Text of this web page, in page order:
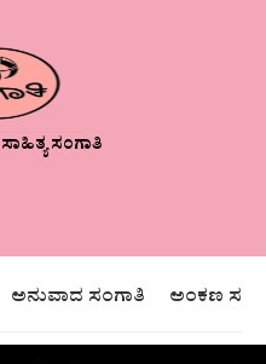
ಸಂಗಾತಿ
ಅನುವಾದ ಸಂಗಾತಿ ಅಂಕಣ